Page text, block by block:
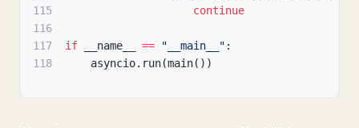
115
continue
116
117
if __name__ == "__main__" :
118
    asyncio
. run(main( ) )